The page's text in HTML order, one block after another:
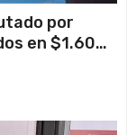
por
en $1.600